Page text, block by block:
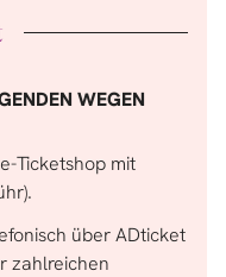
WEGEN
Ticketshop mit
über ADticket
zahlreichen